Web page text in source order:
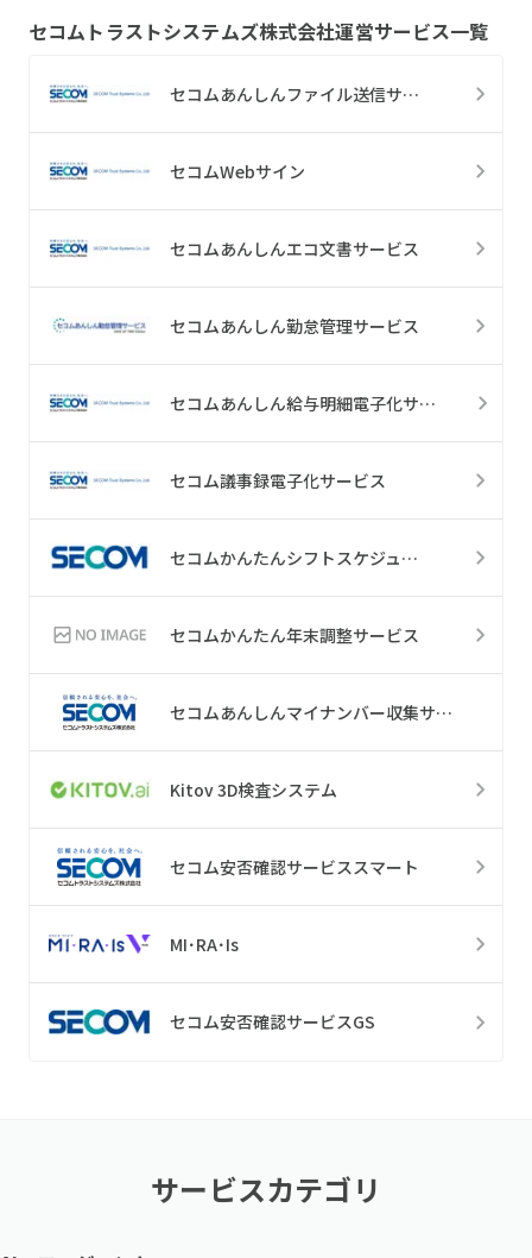
セコムトラストシステムズ株式会社運営サービス一覧
セコムあんしんファイル送信サービス
セコムWebサイン
セコムあんしんエコ文書サービス
セコムあんしん勤怠管理サービス
セコムあんしん給与明細電子化サービス
セコム議事録電子化サービス
セコムかんたんシフトスケジュール
セコムかんたん年末調整サービス
セコムあんしんマイナンバー収集サービス
Kitov 3D検査システム
セコム安否確認サービススマート
MI･RA･Is
セコム安否確認サービスGS
サービスカテゴリ